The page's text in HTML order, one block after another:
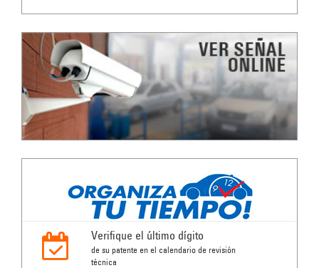
Verifique el último dígito
de su patente en el calendario de revisión
técnica